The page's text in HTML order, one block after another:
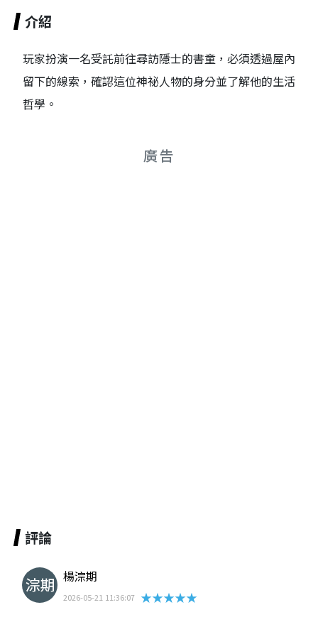
介紹
玩家扮演一名受託前往尋訪隱士的書童，必須透過屋內
留下的線索，確認這位神祕人物的身分並了解他的生活
哲學。
廣告
評論
楊淙期
2026-05-21 11:36:07 ★★★★★